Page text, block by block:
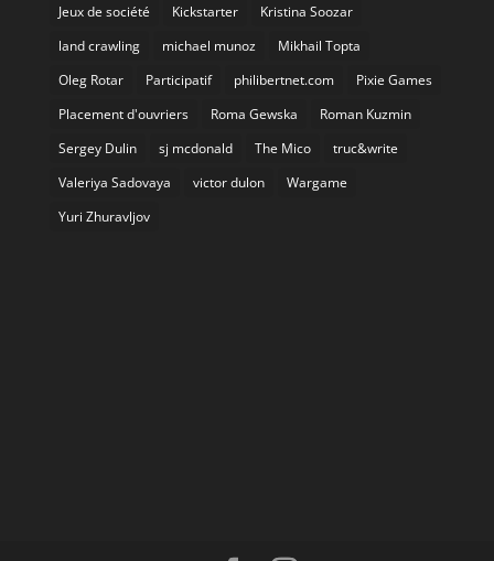
Jeux de société
Kickstarter
Kristina Soozar
land crawling
michael munoz
Mikhail Topta
Oleg Rotar
Participatif philibertnet.com
Pixie Games
Placement d'ouvriers
Roma Gewska
Roman Kuzmin
Sergey Dulin
sj mcdonald The Mico
truc&write
Valeriya Sadovaya
victor dulon
Wargame
Yuri Zhuravljov